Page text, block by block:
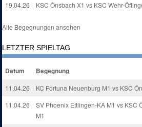
19.04.26
KSC Önsbach X1 vs KSC Wehr-
Alle Begegnungen ansehen
LETZTER SPIELTAG
Datum Begegnung
11.04.26 KC Fortuna Neuenburg M1 vs KSC
11.04.26
SV Phoenix Ettlingen-KA M1 vs KSC
M1